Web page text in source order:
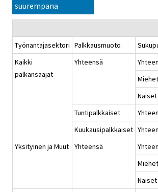
suurempana
Työnantajasektori Palkkausmuoto
Kaikki
palkansaajat
Yhteensä
Miehet
Naiset
Tuntipalkkaiset
Kuukausipalkkaiset
Yksityinen ja Muut
Yhteensä
Miehet
Naiset